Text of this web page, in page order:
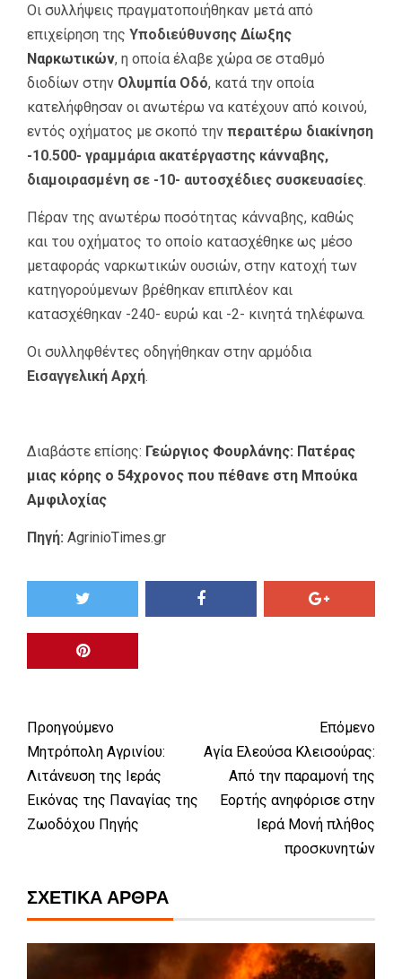
Οι συλλήψεις πραγματοποιήθηκαν μετά από
επιχείρηση της Υποδιεύθυνσης Δίωξης
Ναρκωτικών, η οποία έλαβε χώρα σε σταθμό
διοδίων στην Ολυμπία Οδό, κατά την οποία
κατελήφθησαν οι ανωτέρω να κατέχουν από κοινού,
εντός οχήματος με σκοπό την περαιτέρω διακίνηση
-10.500- γραμμάρια ακατέργαστης κάνναβης,
διαμοιρασμένη σε -10- αυτοσχέδιες συσκευασίες.
Πέραν της ανωτέρω ποσότητας κάνναβης, καθώς
και του οχήματος το οποίο κατασχέθηκε ως μέσο
μεταφοράς ναρκωτικών ουσιών, στην κατοχή των
κατηγορούμενων βρέθηκαν επιπλέον και
κατασχέθηκαν -240- ευρώ και -2- κινητά τηλέφωνα.
Οι συλληφθέντες οδηγήθηκαν στην αρμόδια
Εισαγγελική Αρχή.
Διαβάστε επίσης: Γεώργιος Φουρλάνης: Πατέρας
μιας κόρης ο 54χρονος που πέθανε στη Μπούκα
Αμφιλοχίας
Πηγή: AgrinioTimes.gr
Προηγούμενο
Μητρόπολη Αγρινίου:
Λιτάνευση της Ιεράς
Εικόνας της Παναγίας της
Ζωοδόχου Πηγής
Επόμενο
Αγία Ελεούσα Κλεισούρας:
Από την παραμονή της
Εορτής ανηφόρισε στην
Ιερά Μονή πλήθος
προσκυνητών
ΣΧΕΤΙΚΆ ΆΡΘΡΑ